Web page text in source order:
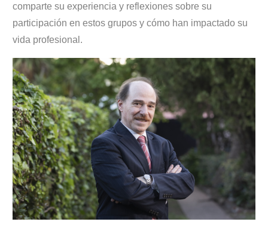
comparte su experiencia y reflexiones sobre su
participación en estos grupos y cómo han impactado su
vida profesional.